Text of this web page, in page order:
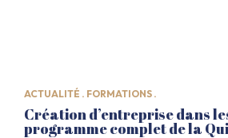
ACTUALITÉ . FORMATIONS .
Création d’entreprise dans
programme complet de la